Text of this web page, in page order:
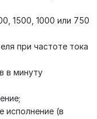
1500, 1000 или 750
при частоте тока
в минуту
исполнение (в